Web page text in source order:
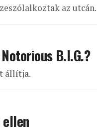
az utcán.
B.I.G.?
állítja.